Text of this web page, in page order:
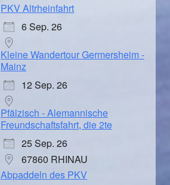
PKV Altrheinfahrt
6 Sep. 26
Kleine Wandertour Germersheim -
Mainz
12 Sep. 26
Pfälzisch - Alemannische
Freundschaftsfahrt, die 2te
25 Sep. 26
67860 RHINAU
Abpaddeln des PKV